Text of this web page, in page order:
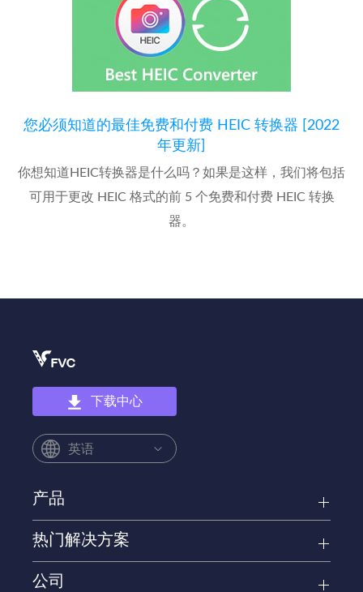
您必须知道的最佳免费和付费 HEIC 转换器 [2022
年更新]
你想知道HEIC转换器是什么吗？如果是这样，我们将包括
可用于更改 HEIC 格式的前 5 个免费和付费 HEIC 转换
器。
下载中心
英语
产品
热门解决方案
公司